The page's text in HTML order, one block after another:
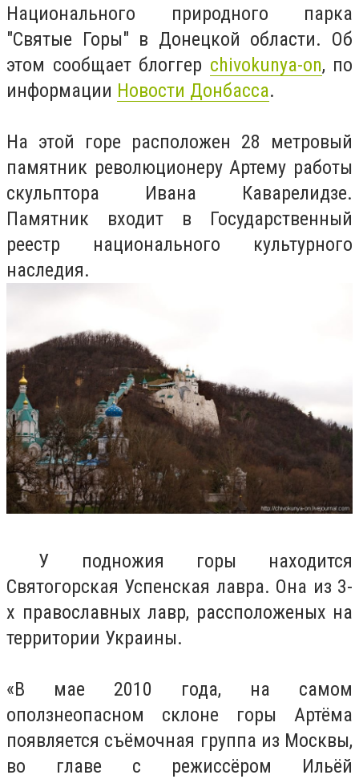
Национального природного парка
"Святые Горы" в Донецкой области. Об
этом сообщает блоггер chivokunya-on, по
информации Новости Донбасса.
На этой горе расположен 28 метровый
памятник революционеру Артему работы
скульптора Ивана Каварелидзе.
Памятник входит в Государственный
реестр национального культурного
наследия.
У подножия горы находится
Святогорская Успенская лавра. Она из 3-
х православных лавр, рассположеных на
территории Украины.
«В мае 2010 года, на самом
оползнеопасном склоне горы Артёма
появляется съёмочная группа из Москвы,
во главе с режиссёром Ильёй